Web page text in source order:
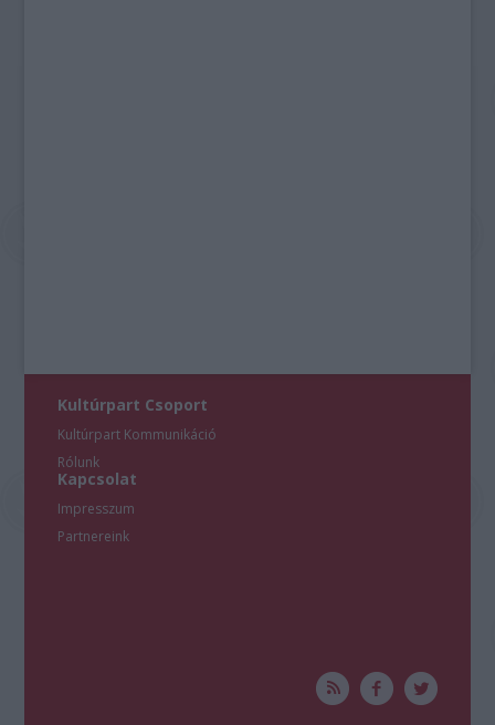
Kultúrpart Csoport
Kultúrpart Kommunikáció
Rólunk
Kapcsolat
Impresszum
Partnereink